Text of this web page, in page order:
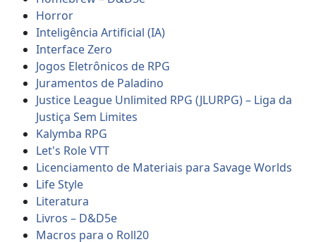
Horror
Inteligência Artificial (IA)
Interface Zero
Jogos Eletrônicos de RPG
Juramentos de Paladino
Justice League Unlimited RPG (JLURPG) – Liga da
Justiça Sem Limites
Kalymba RPG
Let's Role VTT
Licenciamento de Materiais para Savage Worlds
Life Style
Literatura
Livros – D&D5e
Macros para o Roll20